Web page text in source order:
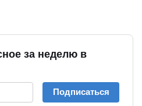
за неделю в
Подписаться